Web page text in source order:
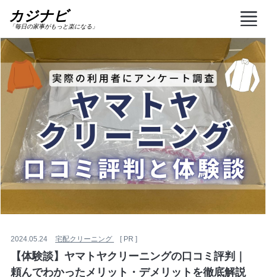
カジナビ
「毎日の家事がもっと楽になる」
2024.05.24 宅配クリーニング [ PR ]
【体験談】ヤマトヤクリーニングの口コミ評判｜
頼んでわかったメリット・デメリットを徹底解説